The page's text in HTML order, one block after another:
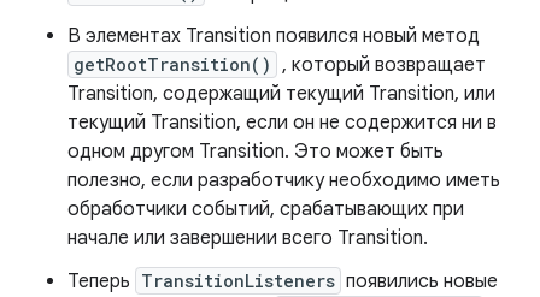
В элементах Transition появился новый метод
getRootTransition() , который возвращает
Transition, содержащий текущий Transition, или
текущий Transition, если он не содержится ни в
одном другом Transition. Это может быть
полезно, если разработчику необходимо иметь
обработчики событий, срабатывающих при
начале или завершении всего Transition.
Теперь TransitionListeners появились новые